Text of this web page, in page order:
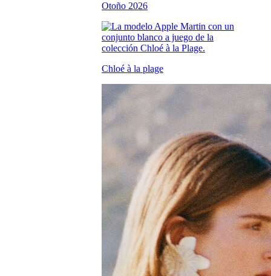
Otoño 2026
Chloé à la plage